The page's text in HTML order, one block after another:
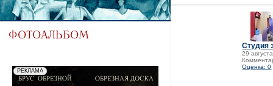
Студия
29
Оценка: 0